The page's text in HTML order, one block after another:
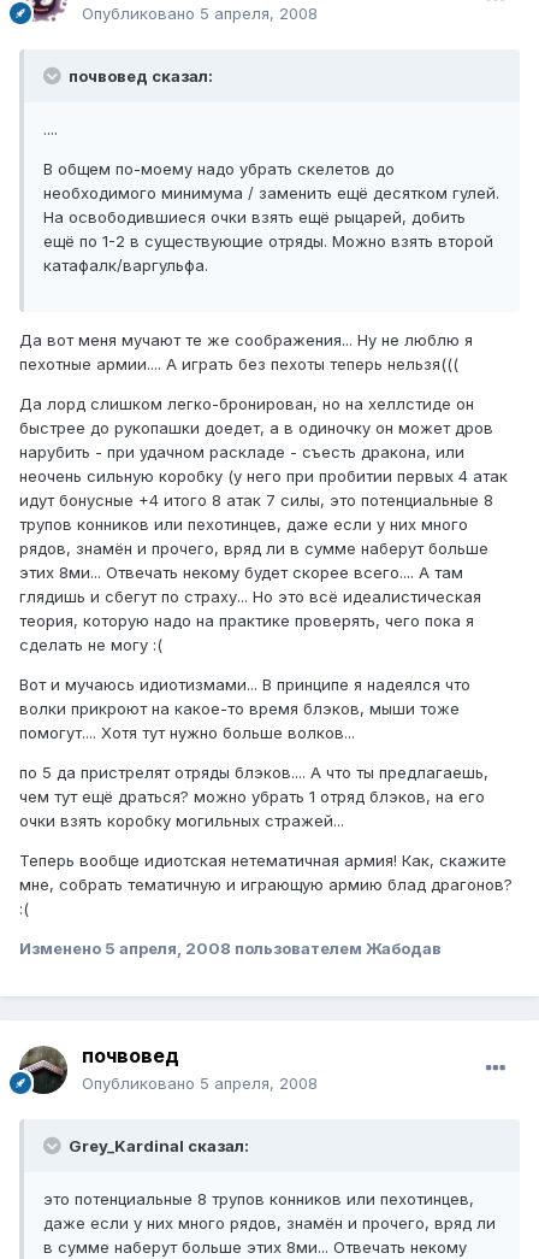
Опубликовано 5 апреля, 2008
почвовед сказал:
....
В общем по-моему надо убрать скелетов до
необходимого минимума / заменить ещё десятком гулей.
На освободившиеся очки взять ещё рыцарей, добить
ещё по 1-2 в существующие отряды. Можно взять второй
катафалк/варгульфа.
Да вот меня мучают те же соображения... Ну не люблю я
пехотные армии.... А играть без пехоты теперь нельзя(((
Да лорд слишком легко-бронирован, но на хеллстиде он
быстрее до рукопашки доедет, а в одиночку он может дров
нарубить - при удачном раскладе - съесть дракона, или
неочень сильную коробку (у него при пробитии первых 4 атак
идут бонусные +4 итого 8 атак 7 силы, это потенциальные 8
трупов конников или пехотинцев, даже если у них много
рядов, знамён и прочего, вряд ли в сумме наберут больше
этих 8ми... Отвечать некому будет скорее всего.... А там
глядишь и сбегут по страху... Но это всё идеалистическая
теория, которую надо на практике проверять, чего пока я
сделать не могу :(
Вот и мучаюсь идиотизмами... В принципе я надеялся что
волки прикроют на какое-то время блэков, мыши тоже
помогут.... Хотя тут нужно больше волков...
по 5 да пристрелят отряды блэков.... А что ты предлагаешь,
чем тут ещё драться? можно убрать 1 отряд блэков, на его
очки взять коробку могильных стражей...
Теперь вообще идиотская нетематичная армия! Как, скажите
мне, собрать тематичную и играющую армию блад драгонов?
:(
Изменено 5 апреля, 2008 пользователем Жабодав
почвовед
Опубликовано 5 апреля, 2008
Grey_Kardinal сказал:
это потенциальные 8 трупов конников или пехотинцев,
даже если у них много рядов, знамён и прочего, вряд ли
в сумме наберут больше этих 8ми... Отвечать некому